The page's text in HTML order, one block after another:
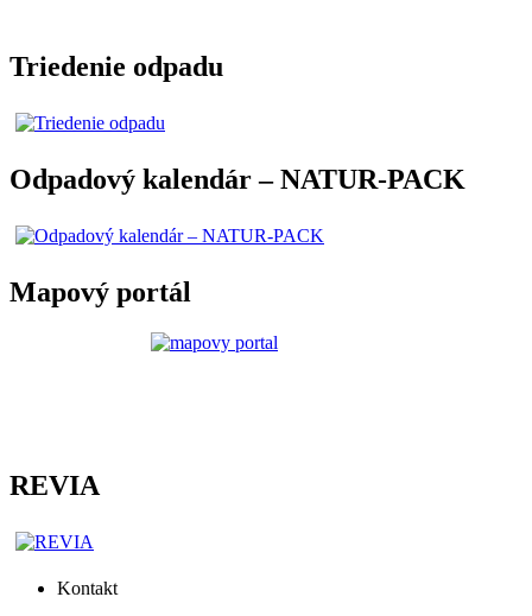
Triedenie odpadu
Odpadový kalendár – NATUR-PACK
Mapový portál
REVIA
Kontakt